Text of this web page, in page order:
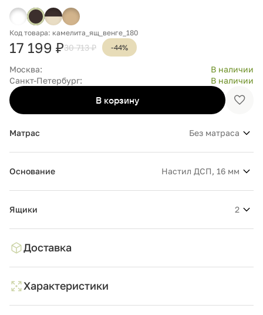
Код товара: камелита_ящ_венге_180
17 199 ₽30 713 ₽ -44%
Москва:
В наличии
Санкт-Петербург:
В наличии
В корзину
Матрас Без матраса
Основание Настил ДСП, 16 мм
Ящики 2
Доставка
Характеристики